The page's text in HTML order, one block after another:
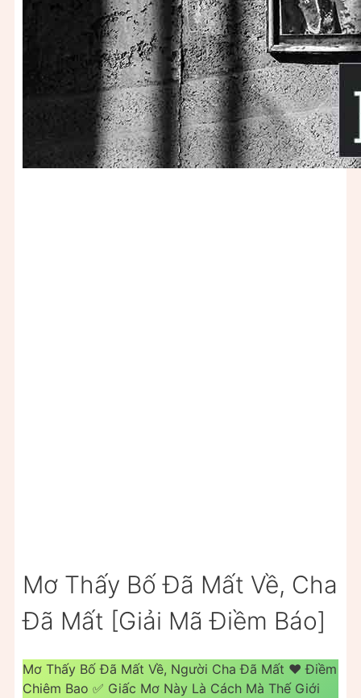
Mơ Thấy Bố Đã Mất Về, Cha
Đã Mất [Giải Mã Điềm Báo]
Mơ Thấy Bố Đã Mất Về, Người Cha Đã Mất ❤️️ Điềm
Chiêm Bao ✅ Giấc Mơ Này Là Cách Mà Thế Giới